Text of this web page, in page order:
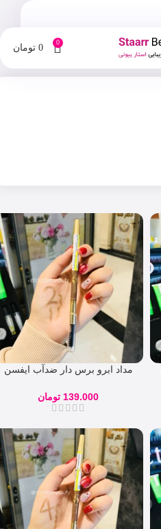
0
0 تومان
مداد ابرو برس دار ضدآب ایفسن
139.000 تومان